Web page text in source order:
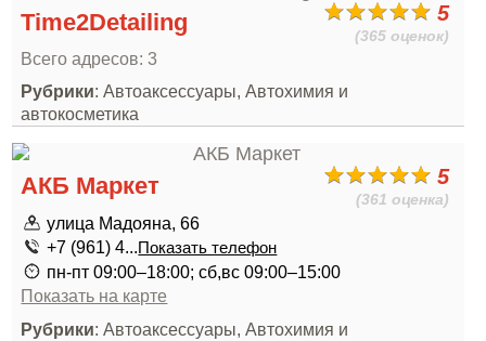
5
(365 оценок)
Time2Detailing
Всего адресов: 3
Рубрики: Автоаксессуары, Автохимия и
автокосметика
5
(361 оценка)
АКБ Маркет
улица Мадояна, 66
+7 (961) 4...Показать телефон
пн-пт 09:00–18:00; сб,вс 09:00–15:00
Показать на карте
Рубрики: Автоаксессуары, Автохимия и